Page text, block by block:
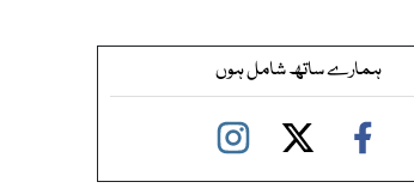
ہمارے ساتھ شامل ہوں